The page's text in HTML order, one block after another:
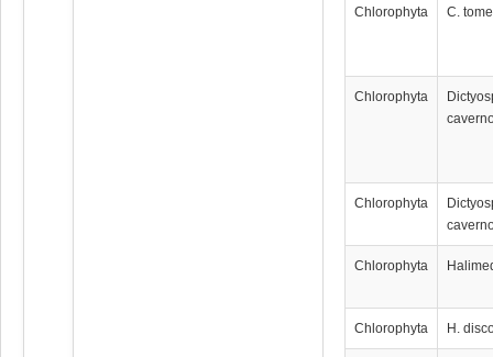
Chlorophyta C.
Chlorophyta
Chlorophyta
Chlorophyta
Chlorophyta H.